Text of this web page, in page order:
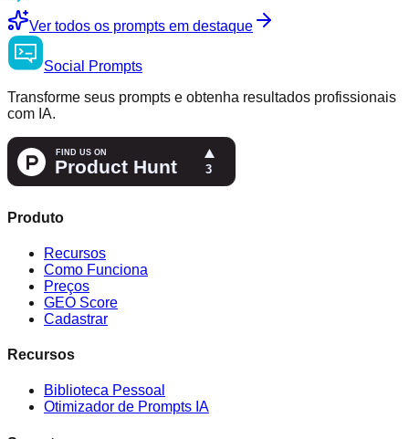
Ver todos os prompts em destaque
Social
Prompts
Transforme seus prompts e obtenha resultados profissionais
com IA.
Produto
Recursos
Como Funciona
Preços
GEO Score
Cadastrar
Recursos
Biblioteca Pessoal
Otimizador de Prompts IA